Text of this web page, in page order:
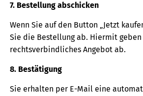
7. Bestellung abschicken
Wenn Sie auf den Button „Jetzt
Sie die Bestellung ab. Hiermit geben
rechtsverbindliches Angebot ab.
8. Bestätigung
Sie erhalten per E-Mail eine